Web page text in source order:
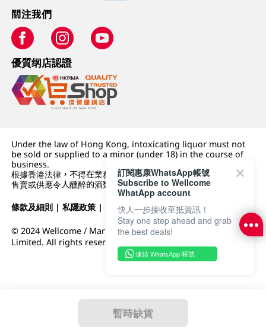
暫時缺貨
關注我們
優質纲店認證
Under the law of Hong Kong, intoxicating liquor must not
be sold or supplied to a minor (under 18) in the course of
business.
根據香港法律，不得在業務過程中，向未成年人 (18 歲以下人士)
售賣或供應令人醺醉的酒類。
條款及細則 |私隱政策 | DFI零售集團
© 2024 Wellcome / Market Place. The Dairy Farm Company
Limited. All rights reserved.
訂閱惠康WhatsApp帳號
Subscribe to Wellcome
WhatApp account
快人一步接收至抵資訊！
Stay one step ahead and grab
the best deals!
連結 WhatsApp 帳號